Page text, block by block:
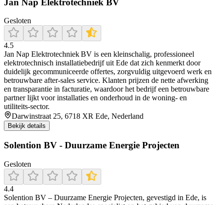
Jan Nap Elektrotechniek BV
Gesloten
4.5
Jan Nap Elektrotechniek BV is een kleinschalig, professioneel
elektrotechnisch installatiebedrijf uit Ede dat zich kenmerkt door
duidelijk gecommuniceerde offertes, zorgvuldig uitgevoerd werk en
betrouwbare after‑sales service. Klanten prijzen de nette afwerking
en transparantie in facturatie, waardoor het bedrijf een betrouwbare
partner lijkt voor installaties en onderhoud in de woning- en
utiliteits‑sector.
Darwinstraat 25, 6718 XR Ede, Nederland
Bekijk details
Solention BV - Duurzame Energie Projecten
Gesloten
4.4
Solention BV – Duurzame Energie Projecten, gevestigd in Ede, is